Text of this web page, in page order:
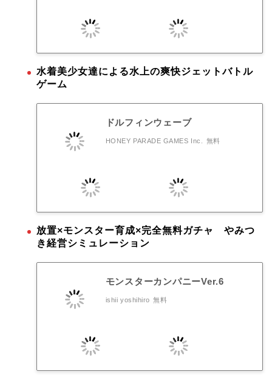
水着美少女達による水上の爽快ジェットバトル
ゲーム
ドルフィンウェーブ
HONEY PARADE GAMES Inc. 無料
放置×モンスター育成×完全無料ガチャ やみつ
き経営シミュレーション
モンスターカンパニーVer.6
ishii yoshihiro 無料